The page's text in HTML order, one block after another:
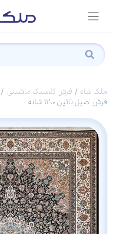
ملک شاه فرش کلاسیک ماشینی
فرش اصیل نائین 1200 شانه